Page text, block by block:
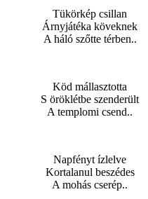
Tükörkép csillan
Árnyjátéka köveknek
A háló szőtte térben..
Köd mállasztotta
S öröklétbe szenderült
A templomi csend..
Napfényt ízlelve
Kortalanul beszédes
A mohás cserép..